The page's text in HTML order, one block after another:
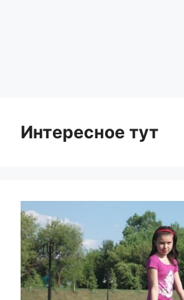
Интересное тут